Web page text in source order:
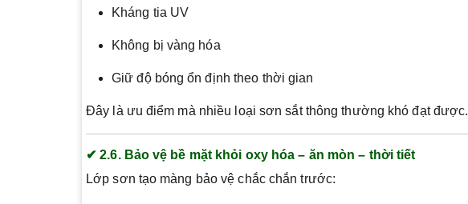
Kháng tia UV
Không bị vàng hóa
Giữ độ bóng ổn định theo thời gian
Đây là ưu điểm mà nhiều loại sơn sắt thông thường khó đạt được.
✔ 2.6. Bảo vệ bề mặt khỏi oxy hóa – ăn mòn – thời tiết
Lớp sơn tạo màng bảo vệ chắc chắn trước: